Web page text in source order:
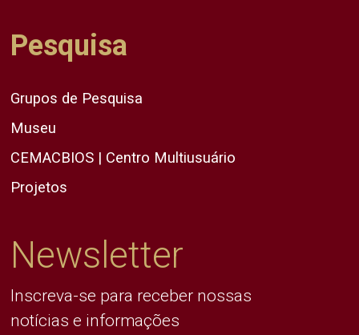
Pesquisa
Grupos de Pesquisa
Museu
CEMACBIOS | Centro Multiusuário
Projetos
Newsletter
Inscreva-se para receber nossas
notícias e informações